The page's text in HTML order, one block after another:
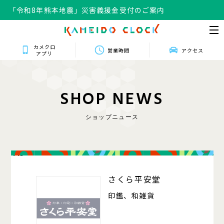
「令和8年熊本地震」災害義援金受付のご案内
カメクロ
アプリ
営業時間 アクセス
SHOP NEWS
ショップニュース
415
さくら平安堂
印鑑、和雑貨